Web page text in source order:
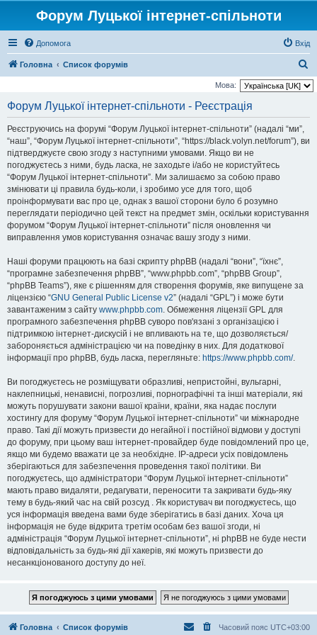
Форум Луцької інтернет-спільноти
Допомога Вхід
Головна Список форумів
о
Мова:
Форум Луцької інтернет-спільноти - Реєстрація
Реєструючись на форумі “Форум Луцької інтернет-спільноти” (надалі “ми”,
“наш”, “Форум Луцької інтернет-спільноти”, “https://black.volyn.net/forum”), ви
підтверджуєте свою згоду з наступними умовами. Якщо ви не
погоджуєтесь з ними, будь ласка, не заходьте і/або не користуйтесь
“Форум Луцької інтернет-спільноти”. Ми залишаємо за собою право
змінювати ці правила будь-коли, і зробимо усе для того, щоб
проінформувати вас про це, однак з вашої сторони було б розумно
переглядати періодично цей текст на предмет змін, оскільки користування
форумом “Форум Луцької інтернет-спільноти” після оновлення чи
виправлення умов користування означає вашу згоду з ними.
Наші форуми працюють на базі скрипту phpBB (надалі “вони”, “їхнє”,
“програмне забезпечення phpBB”, “www.phpbb.com”, “phpBB Group”,
“phpBB Teams”), яке є рішенням для створення форумів, яке випущене за
ліцензією “GNU General Public License v2” (надалі “GPL”) і може бути
завантаженим з сайту www.phpbb.com. Обмеження ліцензії GPL для
програмного забезпечення phpBB суворо пов'язані з організацією і
підтримкою інтернет-дискусій і не впливають на те, що дозволяється/
забороняється адміністрацією чи на поведінку в них. Для додаткової
інформації про phpBB, будь ласка, перегляньте: https://www.phpbb.com/.
Ви погоджуєтесь не розміщувати образливі, непристойні, вульгарні,
наклепницькі, ненависні, погрозливі, порнографічні та інші матеріали, які
можуть порушувати закони вашої країни, країни, яка надає послуги
хостингу для форуму “Форум Луцької інтернет-спільноти” чи міжнародне
право. Такі дії можуть призвести до негайної і постійної відмови у доступі
до форуму, при цьому ваш інтернет-провайдер буде повідомлений про це,
якщо ми будемо вважати це за необхідне. IP-адреси усіх повідомлень
зберігаються для забезпечення проведення такої політики. Ви
погоджуєтесь, що адміністратори “Форум Луцької інтернет-спільноти”
мають право видаляти, редагувати, переносити та закривати будь-яку
тему в будь-який час на свій розсуд . Як користувач ви погоджуєтесь, що
уся інформація введена вами буде зберігатись в базі даних. Хоча ця
інформація не буде відкрита третім особам без вашої згоди, ні
адміністрація “Форум Луцької інтернет-спільноти”, ні phpBB не буде нести
відповідальність за будь-які дії хакерів, які можуть призвести до
несанкціонованого доступу до неї.
Головна Список форумів Часовий пояс UTC+03:00